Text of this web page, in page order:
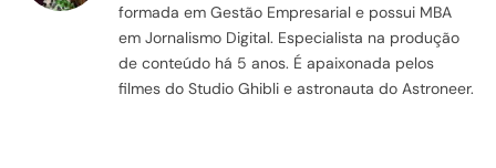
formada em Gestão Empresarial e possui MBA
em Jornalismo Digital. Especialista na produção
de conteúdo há 5 anos. É apaixonada pelos
filmes do Studio Ghibli e astronauta do Astroneer.